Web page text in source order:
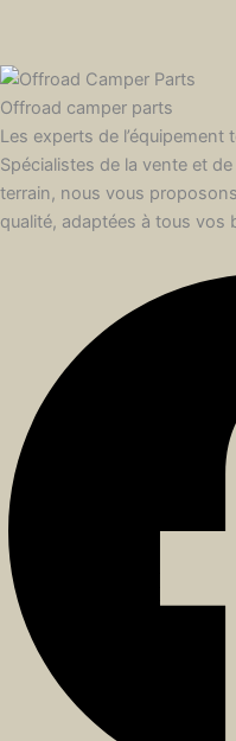
Offroad camper parts
Les experts de l’équipement
Spécialistes de la vente et
terrain, nous vous
qualité, adaptées à tous vos